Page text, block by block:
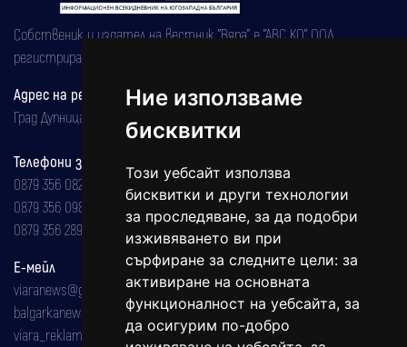
Ние използваме
бисквитки
Този уебсайт използва
бисквитки и други технологии
за проследяване, за да подобри
изживяването ви при
сърфиране за следните цели: за
активиране на основната
функционалност на уебсайта, за
да осигурим по-добро
Собственик и издател на вестник "Вяра" е "АВС КО" ООД,
регистрирана на 08.05.2002 година.
Адрес на редакцията
Град Дупница, ул.''Христо Ботев" 43
Телефони за реклама и абонаменти
0879 356 082
0879 356 098
0879 356 289
Е-мейл
viaranews@gmail.com
balgarkanews@gmail.com
viara_reklama@mail.bg